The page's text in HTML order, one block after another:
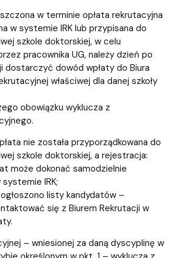
w terminie opłata rekrutacyjna
w systemie IRK lub przypisana do
szkole doktorskiej, w celu
pracownika UG, należy dzień po
dostarczyć dowód wpłaty do Biura
właściwej dla danej szkoły
obowiązku wyklucza z
nie została przyporządkowana do
szkole doktorskiej, a rejestracja:
może dokonać samodzielnie
IRK;
listy kandydatów –
się z Biurem Rekrutacji w
– wniesionej za daną dyscyplinę w